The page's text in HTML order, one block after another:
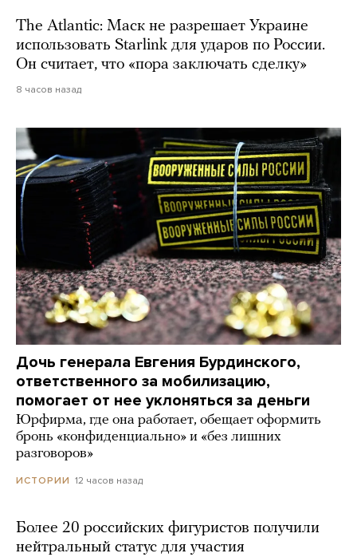
The Atlantic: Маск не разрешает Украине
использовать Starlink для ударов по России.
Он считает, что «пора заключать сделку»
8 часов назад
Дочь генерала Евгения Бурдинского,
ответственного за мобилизацию,
помогает от нее уклоняться за деньги
Юрфирма, где она работает, обещает оформить
бронь «конфиденциально» и «без лишних
разговоров»
ИСТОРИИ 12 часов назад
Более 20 российских фигуристов получили
нейтральный статус для участия